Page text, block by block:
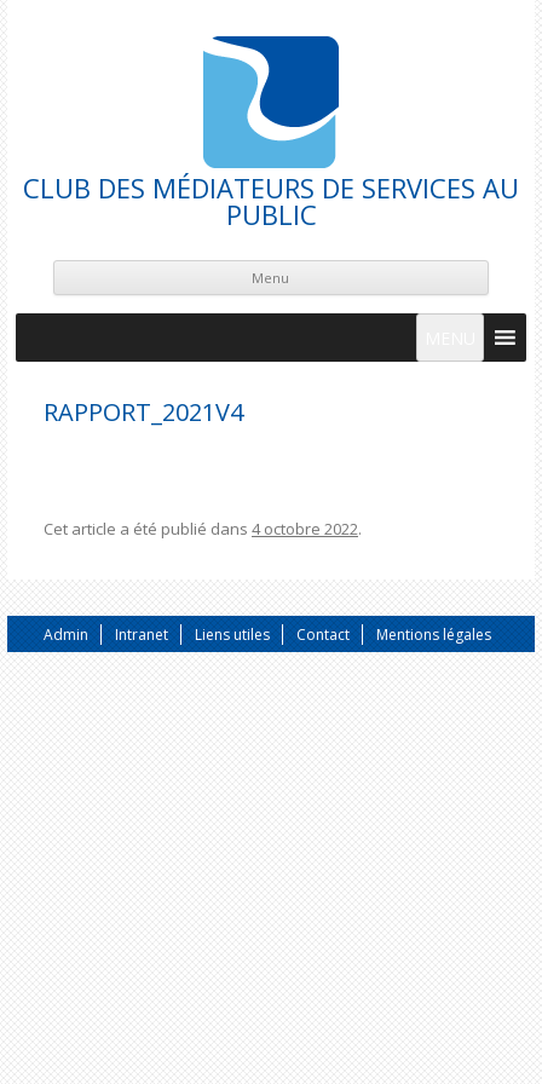
CLUB DES MÉDIATEURS DE SERVICES AU
PUBLIC
Menu
RAPPORT_2021V4
Cet article a été publié dans 4 octobre 2022.
Admin Intranet Liens utiles Contact Mentions légales